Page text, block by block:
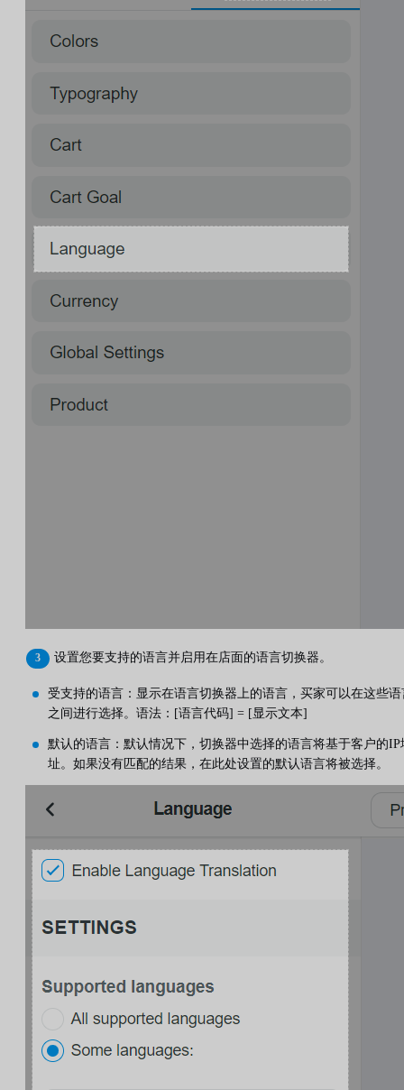
设置您要支持的语言并启用在店面的语言切换器。
受支持的语言：显示在语言切换器上的语言，买家可以在这些语
之间进行选择。语法：[语言代码] = [显示文本]
默认的语言：默认情况下，切换器中选择的语言将基于客户的IP
址。如果没有匹配的结果，在此处设置的默认语言将被选择。